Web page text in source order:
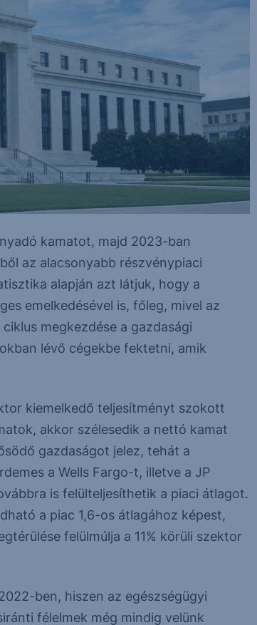
kamatot, majd 2023-ban
az alacsonyabb részvénypiaci
alapján azt látjuk, hogy a
emelkedésével is, főleg, mivel az
megkezdése a gazdasági
lévő cégekbe fektetni, amik
kiemelkedő teljesítményt szokott
akkor szélesedik a nettó kamat
gazdaságot jelez, tehát a
a Wells Fargo-t, illetve a JP
is felülteljesíthetik a piaci átlagot.
a piac 1,6-os átlagához képest,
felülmúlja a 11% körüli szektor
ben, hiszen az egészségügyi
félelmek még mindig velünk